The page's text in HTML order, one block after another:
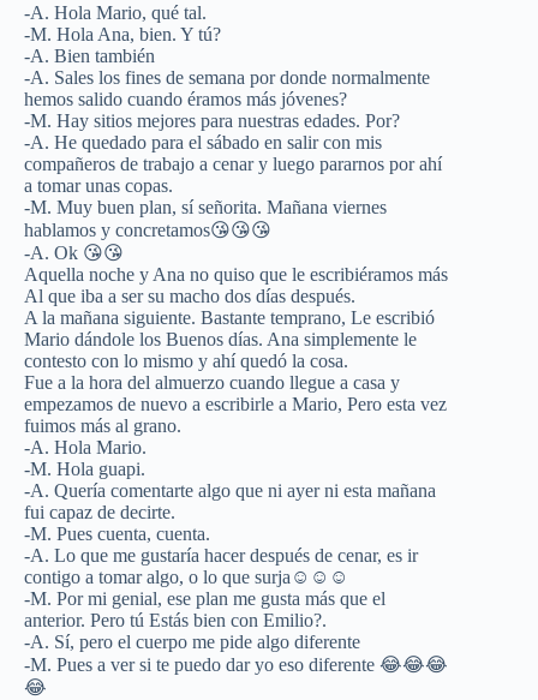
-A. Hola Mario, qué tal.
-M. Hola Ana, bien. Y tú?
-A. Bien también
-A. Sales los fines de semana por donde normalmente
hemos salido cuando éramos más jóvenes?
-M. Hay sitios mejores para nuestras edades. Por?
-A. He quedado para el sábado en salir con mis
compañeros de trabajo a cenar y luego pararnos por ahí
a tomar unas copas.
-M. Muy buen plan, sí señorita. Mañana viernes
hablamos y concretamos😘😘😘
-A. Ok 😘😘
Aquella noche y Ana no quiso que le escribiéramos más
Al que iba a ser su macho dos días después.
A la mañana siguiente. Bastante temprano, Le escribió
Mario dándole los Buenos días. Ana simplemente le
contesto con lo mismo y ahí quedó la cosa.
Fue a la hora del almuerzo cuando llegue a casa y
empezamos de nuevo a escribirle a Mario, Pero esta vez
fuimos más al grano.
-A. Hola Mario.
-M. Hola guapi.
-A. Quería comentarte algo que ni ayer ni esta mañana
fui capaz de decirte.
-M. Pues cuenta, cuenta.
-A. Lo que me gustaría hacer después de cenar, es ir
contigo a tomar algo, o lo que surja☺️☺️☺️
-M. Por mi genial, ese plan me gusta más que el
anterior. Pero tú Estás bien con Emilio?.
-A. Sí, pero el cuerpo me pide algo diferente
-M. Pues a ver si te puedo dar yo eso diferente 😂😂😂
😂